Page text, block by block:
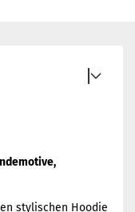
stylischen Hoodie